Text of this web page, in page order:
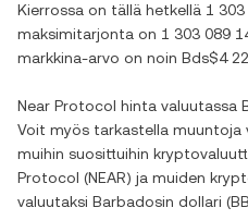
Kierrossa on tällä hetkellä 1 303
maksimitarjonta on 1 303 089
markkina-arvo on noin Bds$4
Near Protocol hinta valuutassa
Voit myös tarkastella muuntoja
muihin suosittuihin
Protocol (NEAR) ja muiden
valuutaksi Barbadosin dollari (